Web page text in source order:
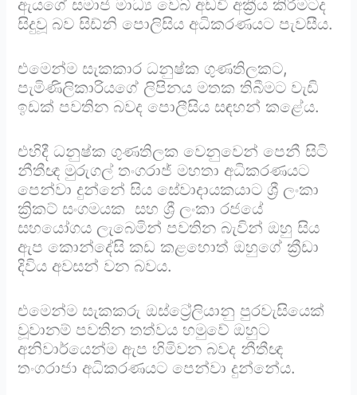
ඇයගේ සමාජ මාධ්‍ය වෙබ් අඩවි අක්‍රීය කිරීමටද
සිදුවූ බව සිඩ්නි පොලිසිය අධිකරණයට පැවසීය.
එමෙන්ම සැකකාර ධනුෂ්ක ගුණතිලකට,
පැමිණිලිකාරියගේ ලිපිනය මතක තිබීමට වැඩි
ඉඩක් පවතින බවද පොලීසිය සඳහන් කළේය.
එහිදී ධනුෂ්ක ගුණතිලක වෙනුවෙන් පෙනී සිටි
නීතීඥ මුරුගල් තංගරාජ් මහතා අධිකරණයට
පෙන්වා දුන්නේ සිය සේවාදායකයාට ශ්‍රී ලංකා
ක්‍රිකට් සංගමයක සහ ශ්‍රී ලංකා රජයේ
සහයෝගය ලැබෙමින් පවතින බැවින් ඔහු සිය
ඇප කොන්දේසි කඩ කළහොත් ඔහුගේ ක්‍රීඩා
දිවිය අවසන් වන බවය.
එමෙන්ම සැකකරු ඔස්ට්‍රේලියානු පුරවැසියෙක්
වූවානම් පවතින තත්වය හමුවේ ඔහුට
අනිවාර්යෙන්ම ඇප හිමිවන බවද නීතීඥ
තංගරාජා අධිකරණයට පෙන්වා දුන්නේය.